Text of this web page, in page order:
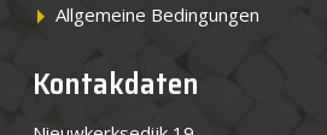
Allgemeine Bedingungen
Kontakdaten